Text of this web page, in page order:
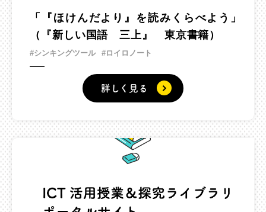
「『ほけんだより』を読みくらべよう」
（『新しい国語 三上』 東京書籍）
#シンキングツール #ロイロノート
詳しく見る